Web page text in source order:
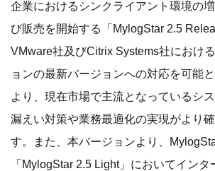
企業におけるシンクライアント環境の
び販売を開始する「MylogStar 2.5
VMware社及びCitrix Systems社におけ
ョンの最新バージョンへの対応を可能
より、現在市場で主流となっているシ
漏えい対策や業務最適化の実現がより
す。また、本バージョンより、
「MylogStar 2.5 Light」においてイン